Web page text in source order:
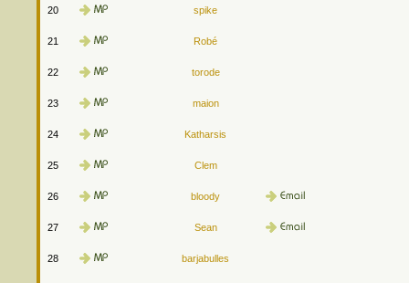
20 spike
21 Robé
22 torode
23 maion
24 Katharsis
25 Clem
26 bloody
27 Sean
28 barjabulles